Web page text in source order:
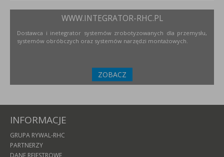
WWW.INTEGRATOR-RHC.PL
Dostawca i inetegrator systemów zrobotyzowanych dla przemysłu,
systemów obróbczych oraz systemów narzędzi montażowych.
ZOBACZ
INFORMACJE
GRUPA RYWAL-RHC
PARTNERZY
DANE REJESTROWE